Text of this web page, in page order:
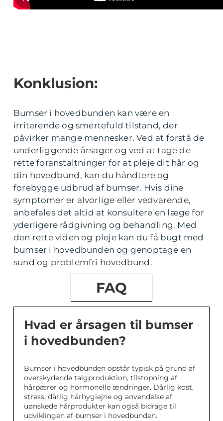
Konklusion:
Bumser i hovedbunden kan være en
irriterende og smertefuld tilstand, der
påvirker mange mennesker. Ved at forstå de
underliggende årsager og ved at tage de
rette foranstaltninger for at pleje dit hår og
din hovedbund, kan du håndtere og
forebygge udbrud af bumser. Hvis dine
symptomer er alvorlige eller vedvarende,
anbefales det altid at konsultere en læge for
yderligere rådgivning og behandling. Med
den rette viden og pleje kan du få bugt med
bumser i hovedbunden og genoptage en
sund og problemfri hovedbund.
FAQ
Hvad er årsagen til bumser
i hovedbunden?
Bumser i hovedbunden opstår typisk på grund af
overskydende talgproduktion, tilstopning af
hårpærer og hormonelle ændringer. Dårlig kost,
stress, dårlig hårhygiejne og anvendelse af
uønskede hårprodukter kan også bidrage til
udviklingen af bumser i hovedbunden.